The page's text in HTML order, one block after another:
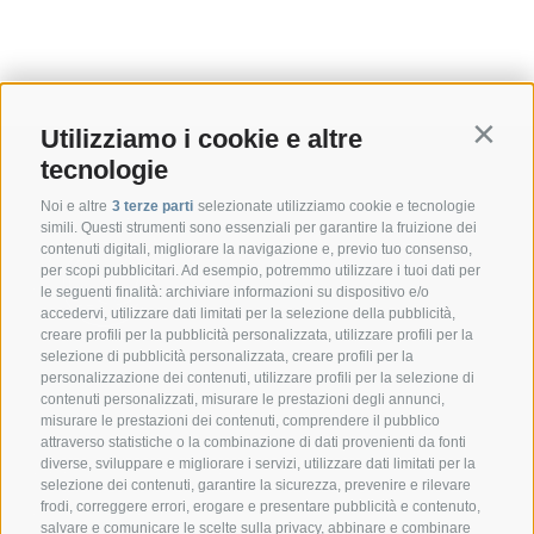
Utilizziamo i cookie e altre
tecnologie
Noi e altre 3 terze parti selezionate utilizziamo cookie e tecnologie
simili. Questi strumenti sono essenziali per garantire la fruizione dei
contenuti digitali, migliorare la navigazione e, previo tuo consenso,
per scopi pubblicitari. Ad esempio, potremmo utilizzare i tuoi dati per
le seguenti finalità: archiviare informazioni su dispositivo e/o
accedervi, utilizzare dati limitati per la selezione della pubblicità,
creare profili per la pubblicità personalizzata, utilizzare profili per la
selezione di pubblicità personalizzata, creare profili per la
personalizzazione dei contenuti, utilizzare profili per la selezione di
contenuti personalizzati, misurare le prestazioni degli annunci,
misurare le prestazioni dei contenuti, comprendere il pubblico
attraverso statistiche o la combinazione di dati provenienti da fonti
diverse, sviluppare e migliorare i servizi, utilizzare dati limitati per la
selezione dei contenuti, garantire la sicurezza, prevenire e rilevare
frodi, correggere errori, erogare e presentare pubblicità e contenuto,
salvare e comunicare le scelte sulla privacy, abbinare e combinare
CONTATTO
Federazione Prov.le Allevatori Trento
Via delle Bettine, 40 - 38121 Trento
Tel.:+39 0461 432111